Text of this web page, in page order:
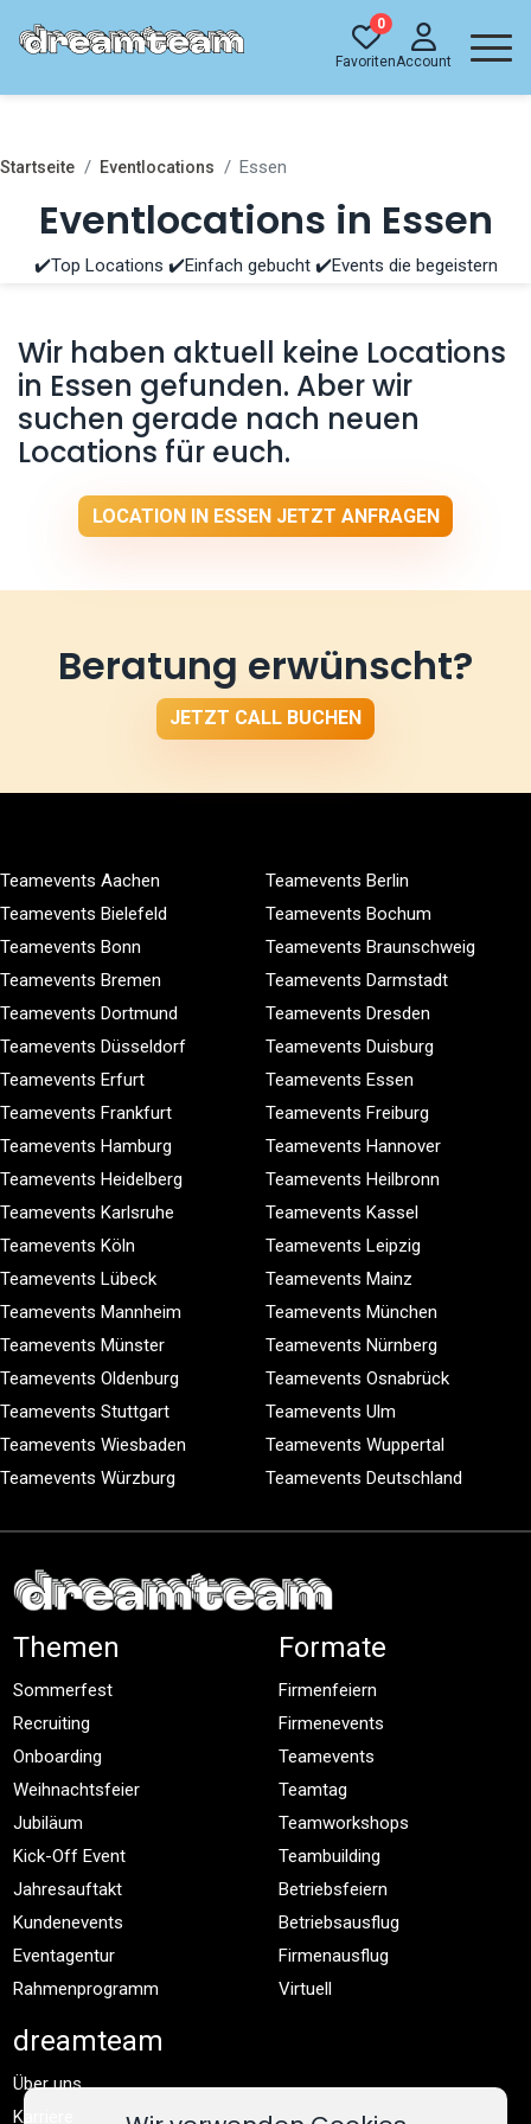
0
FavoritenAccount
Startseite Eventlocations Essen
Eventlocations in Essen
✔️Top Locations ✔️Einfach gebucht ✔️Events die begeistern
Wir haben aktuell keine Locations
in Essen gefunden. Aber wir
suchen gerade nach neuen
Locations für euch.
LOCATION IN ESSEN JETZT ANFRAGEN
Beratung erwünscht?
JETZT CALL BUCHEN
Teamevents Aachen
Teamevents Berlin
Teamevents Bielefeld
Teamevents Bochum
Teamevents Bonn
Teamevents Braunschweig
Teamevents Bremen
Teamevents Darmstadt
Teamevents Dortmund
Teamevents Dresden
Teamevents Düsseldorf
Teamevents Duisburg
Teamevents Erfurt
Teamevents Essen
Teamevents Frankfurt
Teamevents Freiburg
Teamevents Hamburg
Teamevents Hannover
Teamevents Heidelberg
Teamevents Heilbronn
Teamevents Karlsruhe
Teamevents Kassel
Teamevents Köln
Teamevents Leipzig
Teamevents Lübeck
Teamevents Mainz
Teamevents Mannheim
Teamevents München
Teamevents Münster
Teamevents Nürnberg
Teamevents Oldenburg
Teamevents Osnabrück
Teamevents Stuttgart
Teamevents Ulm
Teamevents Wiesbaden
Teamevents Wuppertal
Teamevents Würzburg
Teamevents Deutschland
Themen
Sommerfest
Recruiting
Onboarding
Weihnachtsfeier
Jubiläum
Kick-Off Event
Jahresauftakt
Kundenevents
Eventagentur
Rahmenprogramm
Formate
Firmenfeiern
Firmenevents
Teamevents
Teamtag
Teamworkshops
Teambuilding
Betriebsfeiern
Betriebsausflug
Firmenausflug
Virtuell
dreamteam
Über uns
Karriere